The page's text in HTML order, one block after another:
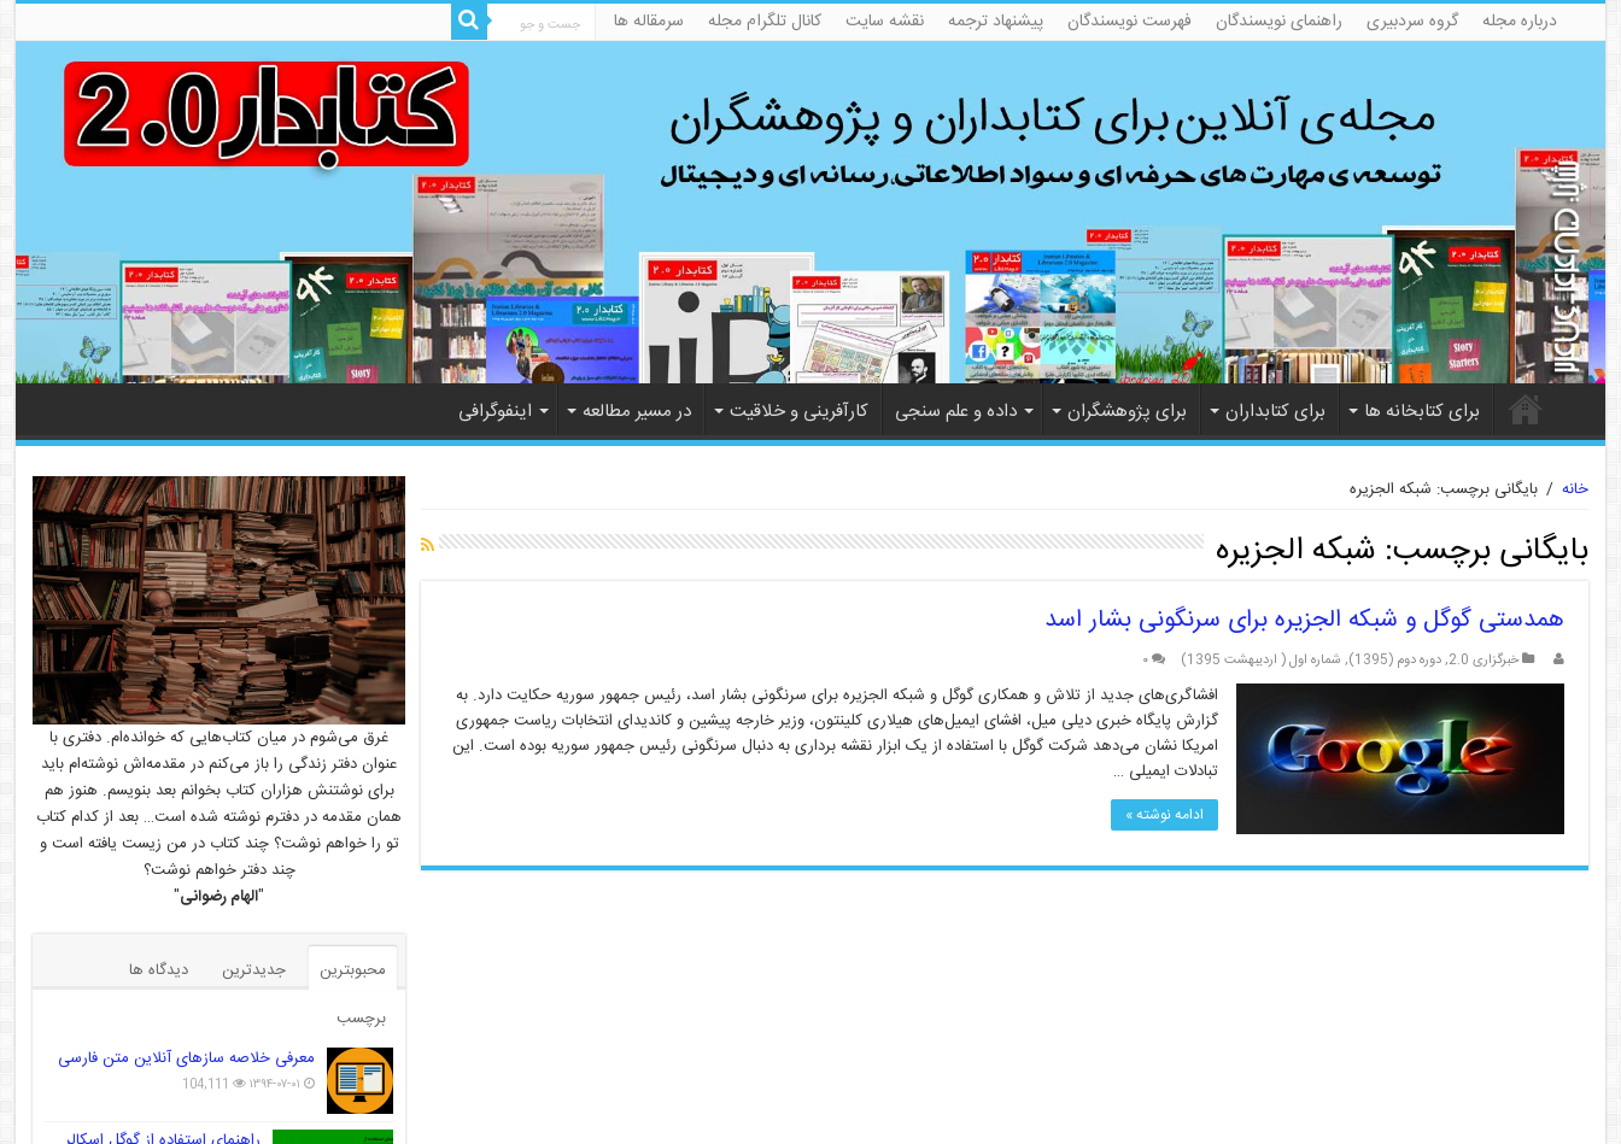
درباره مجله گروه سردبیری راهنمای نویسندگان فهرست نویسندگان پیشنهاد ترجمه نقشه سایت کانال تلگرام مجله سرمقاله ها
برای کتابخانه ها برای کتابداران برای پژوهشگران داده و علم سنجی کارآفرینی و خلاقیت در مسیر مطالعه اینفوگرافی
خانه / بایگانی برچسب: شبکه الجزیره
بایگانی برچسب: شبکه الجزیره
همدستی گوگل و شبکه الجزیره برای سرنگونی بشار اسد
خبرگزاری 2.0 ,دوره دوم (1395) , شماره اول ( اردیبهشت 1395) ۰
افشاگری‌های جدید از تلاش و همکاری گوگل و شبکه الجزیره برای سرنگونی بشار اسد، رئیس جمهور سوریه حکایت دارد. به
گزارش پایگاه خبری دیلی میل، افشای ایمیل‌های هیلاری کلینتون، وزیر خارجه پیشین و کاندیدای انتخابات ریاست جمهوری
امریکا نشان می‌دهد شرکت گوگل با استفاده از یک ابزار نقشه برداری به دنبال سرنگونی رئیس جمهور سوریه بوده است. این
تبادلات ایمیلی …
ادامه نوشته »
غرق می‌شوم در میان کتاب‌هایی که خوانده‌ام. دفتری با
عنوان دفتر زندگی را باز می‌کنم در مقدمه‌اش نوشته‌ام باید
برای نوشتنش هزاران کتاب بخوانم بعد بنویسم. هنوز هم
همان مقدمه در دفترم نوشته شده است… بعد از کدام کتاب
تو را خواهم نوشت؟ چند کتاب در من زیست یافته است و
چند دفتر خواهم نوشت؟
"الهام رضوانی"
محبوبترین جدیدترین
دیدگاه ها
برچسب
معرفی خلاصه سازهای آنلاین متن فارسی
۱۳۹۴-۰۷-۰۱ 104,111